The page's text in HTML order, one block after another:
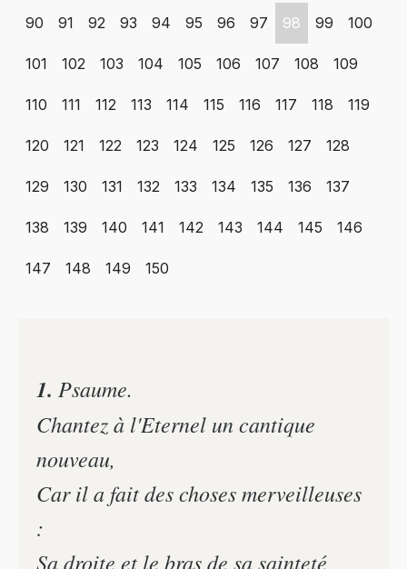
90 91 92 93 94 95 96 97 98 99 100
101 102 103 104 105 106 107 108 109
110 111 112 113 114 115 116 117 118 119
120 121 122 123 124 125 126 127 128
129 130 131 132 133 134 135 136 137
138 139 140 141 142 143 144 145 146
147 148 149 150
1. Psaume.
Chantez à l'Eternel un cantique
nouveau,
Car il a fait des choses merveilleuses
:
Sa droite et le bras de sa sainteté